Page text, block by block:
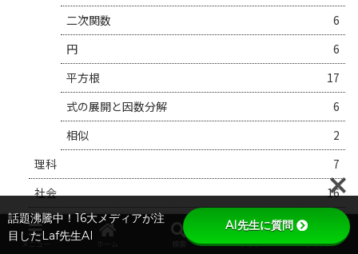
二次関数
6
円
6
平方根
17
式の展開と因数分解
6
相似
2
理科
7
社会
16
英語
125
メニュー トップ サイドバー
話題沸騰中！16大メディアが注
目したLaf先生AI
AI先生に質問